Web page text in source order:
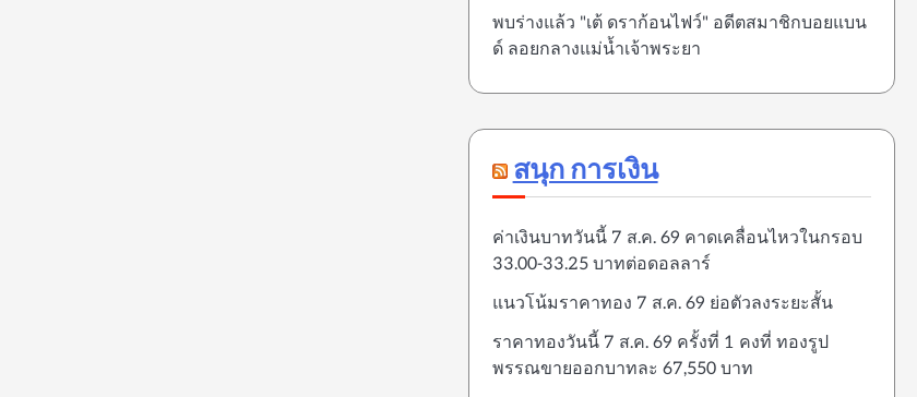
พบร่างแล้ว "เต้ ดราก้อนไฟว์" อดีตสมาชิกบอยแบน
ด์ ลอยกลางแม่น้ำเจ้าพระยา
สนุก การเงิน
ค่าเงินบาทวันนี้ 7 ส.ค. 69 คาดเคลื่อนไหวในกรอบ
33.00-33.25 บาทต่อดอลลาร์
แนวโน้มราคาทอง 7 ส.ค. 69 ย่อตัวลงระยะสั้น
ราคาทองวันนี้ 7 ส.ค. 69 ครั้งที่ 1 คงที่ ทองรูป
พรรณขายออกบาทละ 67,550 บาท